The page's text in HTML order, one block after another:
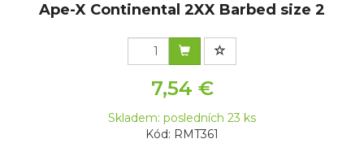
Ape-X Continental 2XX Barbed size 2
7,54 €
Skladem: posledních 23 ks
Kód: RMT361